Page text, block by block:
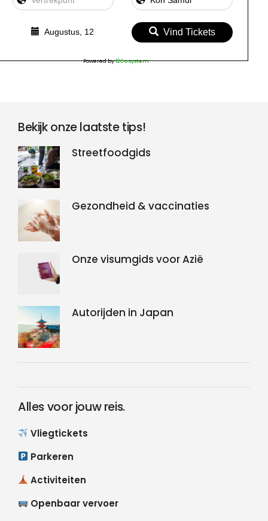
Augustus, 12 Vind Tickets
Powered by12Go system
Bekijk onze laatste tips!
Streetfoodgids
Gezondheid & vaccinaties
Onze visumgids voor Azië
Autorijden in Japan
Alles voor jouw reis.
Vliegtickets
Parkeren
Activiteiten
Openbaar vervoer